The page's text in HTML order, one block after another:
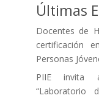
Últimas
Docentes de
certificación
Personas
PIIE invita
“Laboratorio